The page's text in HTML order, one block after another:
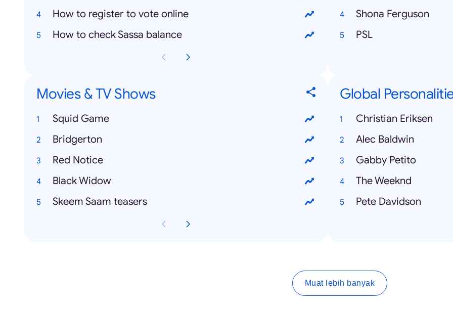
How to register to vote online
How to check Sassa balance
Shona Ferguson
PSL
Movies & TV Shows
Squid Game
Bridgerton
Red Notice
Black Widow
Skeem Saam teasers
Global
Christian Eriksen
Alec Baldwin
Gabby Petito
The Weeknd
Pete Davidson
Muat lebih banyak